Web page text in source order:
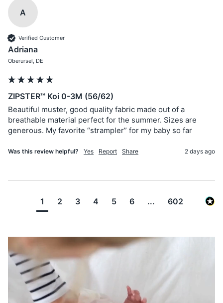
A
Verified Customer
Adriana
Oberursel, DE
ZIPSTER™ Koi 0-3M (56/62)
Beautiful muster, good quality fabric made out of a
breathable material perfect for the summer. Sizes are
generous. My favorite “strampler” for my baby so far
Was this review helpful? Yes Report Share 2 days ago
1 2 3 4 5 6 ... 602